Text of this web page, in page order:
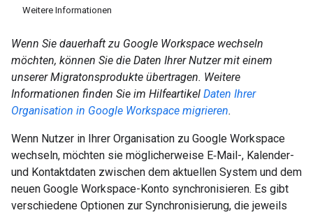
Weitere Informationen
Wenn Sie dauerhaft zu Google Workspace wechseln
möchten, können Sie die Daten Ihrer Nutzer mit einem
unserer Migratonsprodukte übertragen. Weitere
Informationen finden Sie im Hilfeartikel Daten Ihrer
Organisation in Google Workspace migrieren.
Wenn Nutzer in Ihrer Organisation zu Google Workspace
wechseln, möchten sie möglicherweise E‑Mail-, Kalender-
und Kontaktdaten zwischen dem aktuellen System und dem
neuen Google Workspace-Konto synchronisieren. Es gibt
verschiedene Optionen zur Synchronisierung, die jeweils